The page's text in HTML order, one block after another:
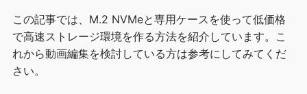
この記事では、M.2 NVMeと専用ケースを使って低価格
で高速ストレージ環境を作る方法を紹介しています。こ
れから動画編集を検討している方は参考にしてみてくだ
さい。